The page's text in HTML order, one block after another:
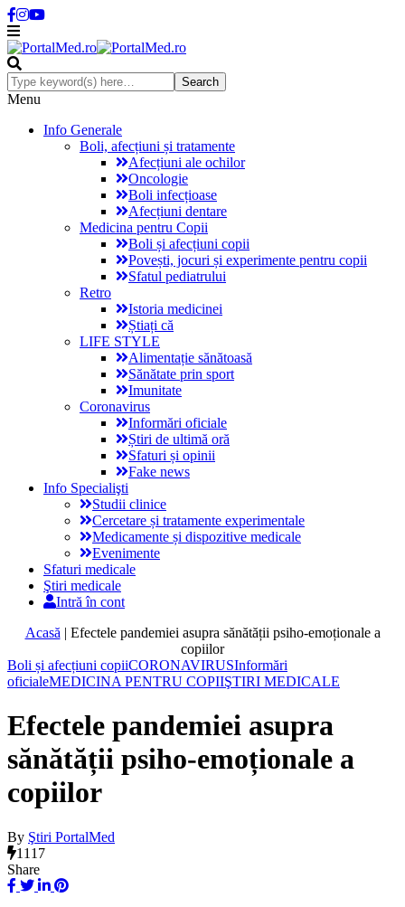
Menu
Info Generale
Boli, afecțiuni și tratamente
Afecțiuni ale ochilor
Oncologie
Boli infecțioase
Afecțiuni dentare
Medicina pentru Copii
Boli și afecțiuni copii
Povești, jocuri și experimente pentru copii
Sfatul pediatrului
Retro
Istoria medicinei
Știați că
LIFE STYLE
Alimentație sănătoasă
Sănătate prin sport
Imunitate
Coronavirus
Informări oficiale
Știri de ultimă oră
Sfaturi și opinii
Fake news
Info Specialişti
Studii clinice
Cercetare și tratamente experimentale
Medicamente și dispozitive medicale
Evenimente
Sfaturi medicale
Ştiri medicale
Intră în cont
Acasă | Efectele pandemiei asupra sănătății psiho-emoționale a
copiilor
Boli și afecțiuni copiiCORONAVIRUSInformări
oficialeMEDICINA PENTRU COPIIŞTIRI MEDICALE
Efectele pandemiei asupra
sănătății psiho-emoționale a
copiilor
By Ştiri PortalMed
1117
Share